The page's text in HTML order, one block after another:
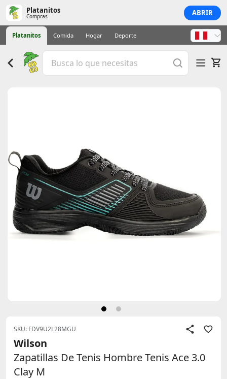
Platanitos
Compras ABRIR
Platanitos Comida Hogar Deporte
SKU: FDV9U2L28MGU
Wilson
Zapatillas De Tenis Hombre Tenis Ace 3.0
Clay M